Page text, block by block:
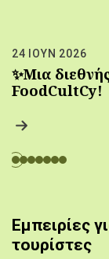
24 ΙΟΥΝ 2026
✨Μια
FoodCultCy!
Εμπειρίες
τουρίστες